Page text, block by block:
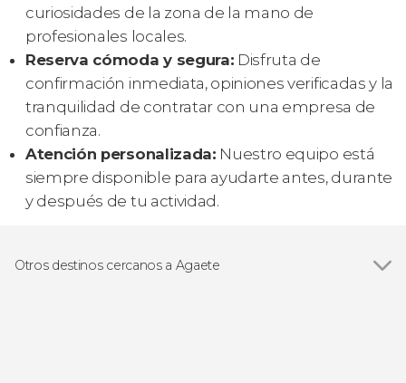
curiosidades de la zona de la mano de
profesionales locales.
Reserva cómoda y segura: Disfruta de
confirmación inmediata, opiniones verificadas y la
tranquilidad de contratar con una empresa de
confianza.
Atención personalizada: Nuestro equipo está
siempre disponible para ayudarte antes, durante
y después de tu actividad.
Otros destinos cercanos a Agaete